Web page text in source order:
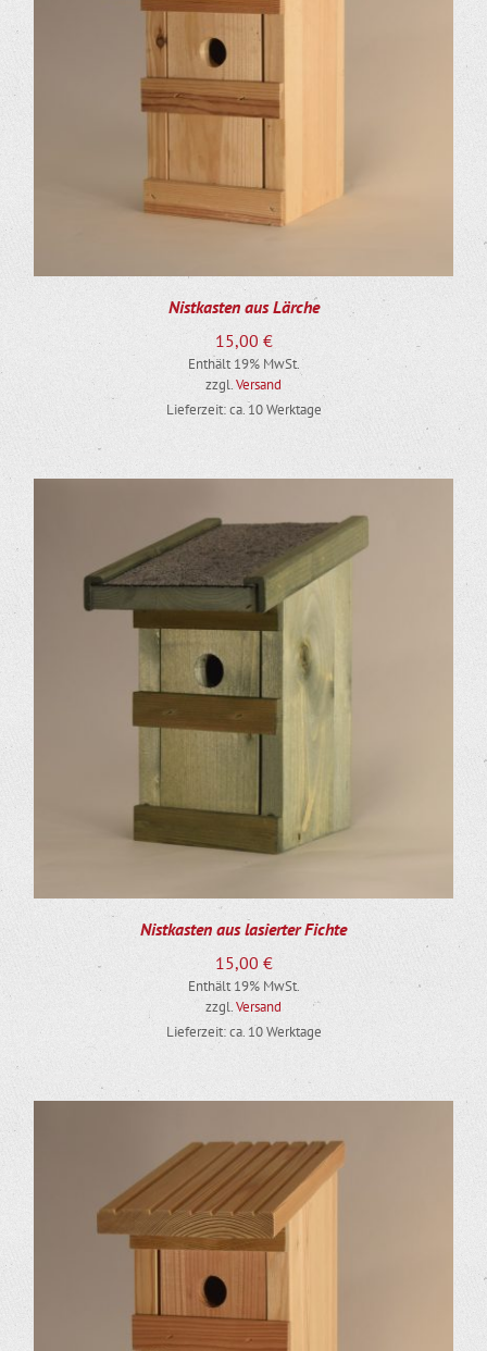
Nistkasten aus Lärche
15,00 €
Enthält 19% MwSt.
zzgl.Versand
Lieferzeit: ca. 10 Werktage
Nistkasten aus lasierter Fichte
15,00 €
Enthält 19% MwSt.
zzgl.Versand
Lieferzeit: ca. 10 Werktage